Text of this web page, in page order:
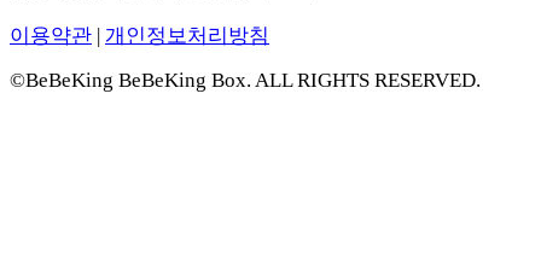
이용약관 | 개인정보처리방침
©BeBeKing BeBeKing Box. ALL RIGHTS RESERVED.